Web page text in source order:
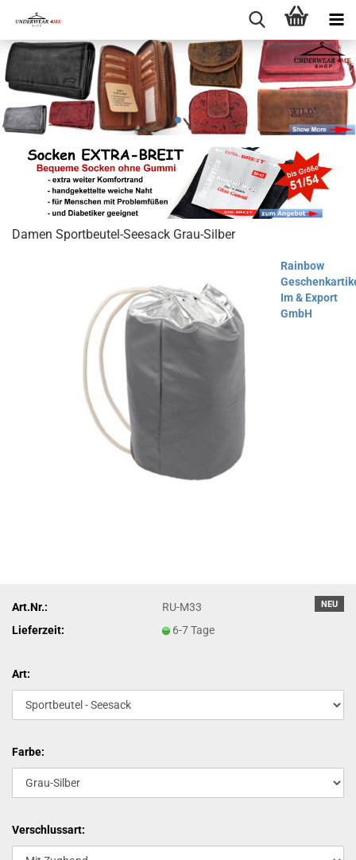
Damen Sportbeutel-Seesack Grau-Silber
Rainbow
Im & Export
GmbH
NEU
Art.Nr.:
RU-M33
Lieferzeit:
6-7 Tage
Art:
Farbe:
Verschlussart: